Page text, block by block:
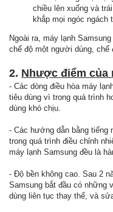
chiều lên xuống và
khắp mọi ngóc ngách
Ngoài ra, máy lạnh
chế độ một người dùng, chế
2. Nhược điểm của
- Các dòng điều hòa máy
tiêu dùng vì trong quá trình
dùng khó chịu.
- Các hướng dẫn bằng tiếng
trong quá trình điều chỉnh
máy lạnh Samsung đều là
- Độ bền không cao. Sau 2
Samsung bắt đầu có những
dùng liên tục thay thế, và